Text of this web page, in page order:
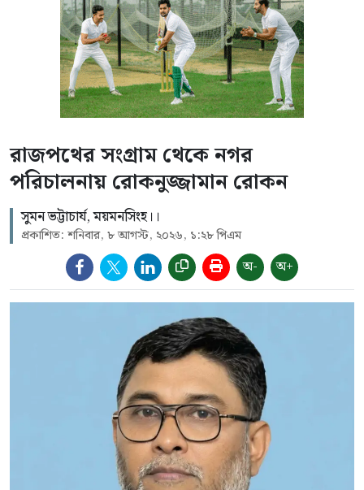
রাজপথের সংগ্রাম থেকে নগর
পরিচালনায় রোকনুজ্জামান রোকন
সুমন ভট্টাচার্য, ময়মনসিংহ।।
প্রকাশিত: শনিবার, ৮ আগস্ট, ২০২৬, ১:২৮ পিএম
অ- অ+